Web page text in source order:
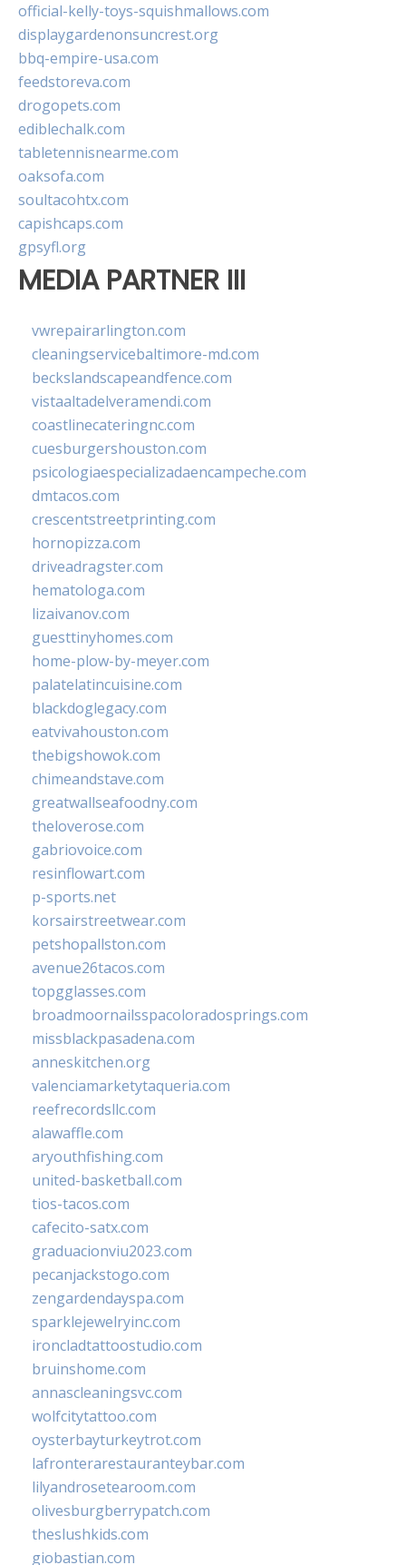
official-kelly-toys-squishmallows.com
displaygardenonsuncrest.org
bbq-empire-usa.com
feedstoreva.com
drogopets.com
ediblechalk.com
tabletennisnearme.com
oaksofa.com
soultacohtx.com
capishcaps.com
gpsyfl.org
MEDIA PARTNER III
vwrepairarlington.com
cleaningservicebaltimore-md.com
beckslandscapeandfence.com
vistaaltadelveramendi.com
coastlinecateringnc.com
cuesburgershouston.com
psicologiaespecializadaencampeche.com
dmtacos.com
crescentstreetprinting.com
hornopizza.com
driveadragster.com
hematologa.com
lizaivanov.com
guesttinyhomes.com
home-plow-by-meyer.com
palatelatincuisine.com
blackdoglegacy.com
eatvivahouston.com
thebigshowok.com
chimeandstave.com
greatwallseafoodny.com
theloverose.com
gabriovoice.com
resinflowart.com
p-sports.net
korsairstreetwear.com
petshopallston.com
avenue26tacos.com
topgglasses.com
broadmoornailsspacoloradosprings.com
missblackpasadena.com
anneskitchen.org
valenciamarketytaqueria.com
reefrecordsllc.com
alawaffle.com
aryouthfishing.com
united-basketball.com
tios-tacos.com
cafecito-satx.com
graduacionviu2023.com
pecanjackstogo.com
zengardendayspa.com
sparklejewelryinc.com
ironcladtattoostudio.com
bruinshome.com
annascleaningsvc.com
wolfcitytattoo.com
oysterbayturkeytrot.com
lafronterarestauranteybar.com
lilyandrosetearoom.com
olivesburgberrypatch.com
theslushkids.com
giobastian.com